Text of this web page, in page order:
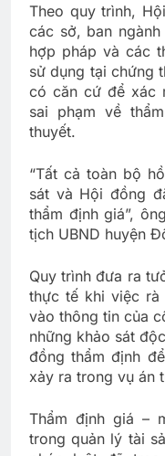
Theo quy trình,
các sở, ban
hợp pháp và các
sử dụng tại chứng
có căn cứ để xác
sai phạm về
thuyết.
“Tất cả toàn bộ
sát và Hội đồng
thẩm định giá”,
tịch UBND huyện
Quy trình đưa ra
thực tế khi việc
vào thông tin của
những khảo sát
đồng thẩm định
xảy ra trong vụ án
Thẩm định giá –
trong quản lý tài